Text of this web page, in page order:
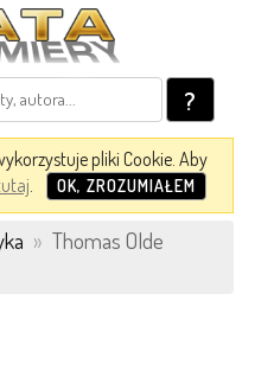
?
pliki Cookie. Aby
. OK, ZROZUMIAŁEM
» Thomas Olde